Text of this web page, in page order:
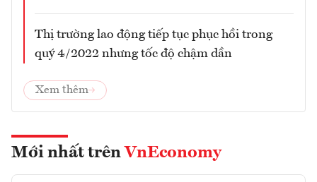
Thị trường lao động tiếp tục phục hồi trong
quý 4/2022 nhưng tốc độ chậm dần
Xem thêm
Mới nhất trên VnEconomy